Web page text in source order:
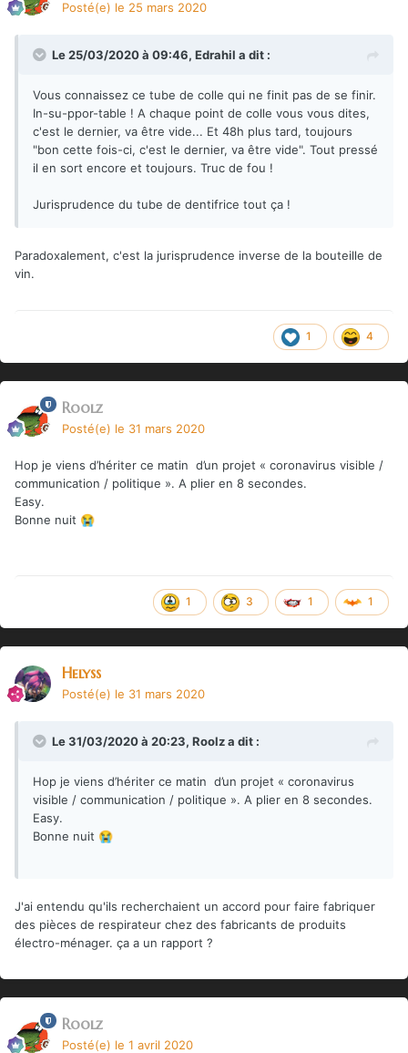
Posté(e) le 25 mars 2020
Le 25/03/2020 à 09:46, Edrahil a dit :
Vous connaissez ce tube de colle qui ne finit pas de se finir.
In-su-ppor-table ! A chaque point de colle vous vous dites,
c'est le dernier, va être vide... Et 48h plus tard, toujours
"bon cette fois-ci, c'est le dernier, va être vide". Tout pressé
il en sort encore et toujours. Truc de fou !
Jurisprudence du tube de dentifrice tout ça !
Paradoxalement, c'est la jurisprudence inverse de la bouteille de
vin.
1 4
Roolz
Posté(e) le 31 mars 2020
Hop je viens d’hériter ce matin d’un projet « coronavirus visible /
communication / politique ». A plier en 8 secondes.
Easy.
Bonne nuit 😭
1 3 1 1
Helyss
Posté(e) le 31 mars 2020
Le 31/03/2020 à 20:23, Roolza dit :
Hop je viens d’hériter ce matin d’un projet « coronavirus
visible / communication / politique ». A plier en 8 secondes.
Easy.
Bonne nuit 😭
J'ai entendu qu'ils recherchaient un accord pour faire fabriquer
des pièces de respirateur chez des fabricants de produits
électro-ménager. ça a un rapport ?
Roolz
Posté(e) le 1 avril 2020